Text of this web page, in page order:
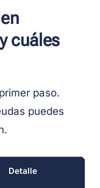
cuáles
paso.
puedes
Detalle